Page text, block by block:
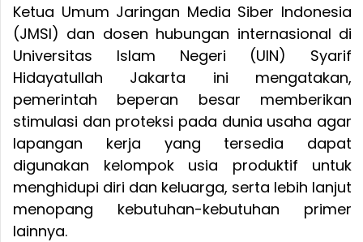
Ketua Umum Jaringan Media Siber Indonesia
(JMSI) dan dosen hubungan internasional di
Universitas Islam Negeri (UIN) Syarif
Hidayatullah Jakarta ini mengatakan,
pemerintah beperan besar memberikan
stimulasi dan proteksi pada dunia usaha agar
lapangan kerja yang tersedia dapat
digunakan kelompok usia produktif untuk
menghidupi diri dan keluarga, serta lebih lanjut
menopang kebutuhan-kebutuhan primer
lainnya.